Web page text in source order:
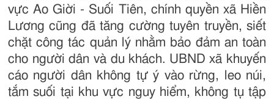
vực Ao Giời - Suối Tiên, chính quyền xã Hiền
Lương cũng đã tăng cường tuyên truyền, siết
chặt công tác quản lý nhằm bảo đảm an toàn
cho người dân và du khách. UBND xã khuyến
cáo người dân không tự ý vào rừng, leo núi,
tắm suối tại khu vực nguy hiểm, không tụ tập